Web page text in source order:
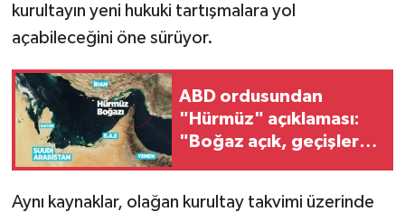
kurultayın yeni hukuki tartışmalara yol
açabileceğini öne sürüyor.
ABD ordusundan
"Hürmüz" açıklaması:
"Boğaz açık, geçişler
Aynı kaynaklar, olağan kurultay takvimi üzerinde